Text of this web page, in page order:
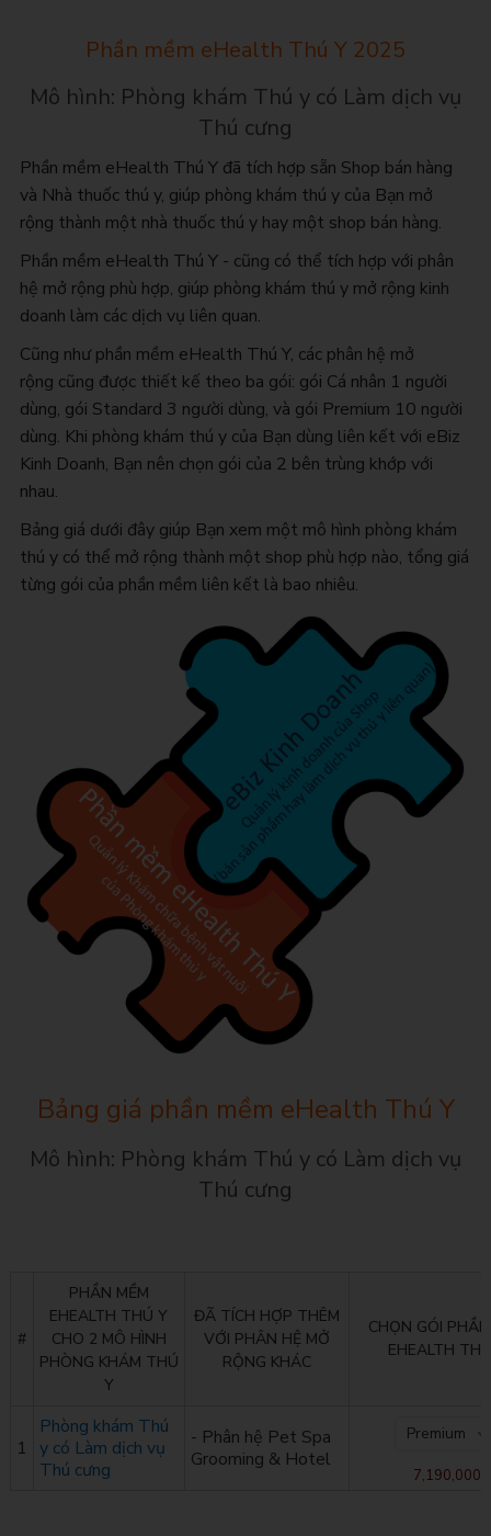
Phần mềm eHealth Thú Y 2025
Mô hình: Phòng khám Thú y có Làm dịch vụ
Thú cưng
Phần mềm eHealth Thú Y đã tích hợp sẵn Shop bán hàng
và Nhà thuốc thú y, giúp phòng khám thú y của Bạn mở
rộng thành một nhà thuốc thú y hay một shop bán hàng.
Phần mềm eHealth Thú Y - cũng có thể tích hợp với phân
hệ mở rộng phù hợp, giúp phòng khám thú y mở rộng kinh
doanh làm các dịch vụ liên quan.
Cũng như phần mềm eHealth Thú Y, các phân hệ mở
rộng cũng được thiết kế theo ba gói: gói Cá nhân 1 người
dùng, gói Standard 3 người dùng, và gói Premium 10 người
dùng. Khi phòng khám thú y của Bạn dùng liên kết với eBiz
Kinh Doanh, Bạn nên chọn gói của 2 bên trùng khớp với
nhau.
Bảng giá dưới đây giúp Bạn xem một mô hình phòng khám
thú y có thể mở rộng thành một shop phù hợp nào, tổng giá
từng gói của phần mềm liên kết là bao nhiêu.
Bảng giá phần mềm eHealth Thú Y
Mô hình: Phòng khám Thú y có Làm dịch vụ
Thú cưng
#
PHẦN MỀM
EHEALTH THÚ Y
CHO 2 MÔ HÌNH
PHÒNG KHÁM THÚ
Y
ĐÃ TÍCH HỢP THÊM
VỚI PHÂN HỆ MỞ
RỘNG KHÁC
CHỌN GÓI
EHEALTH
1
Phòng khám Thú
y có Làm dịch vụ
Thú cưng
- Phân hệ Pet Spa
Grooming & Hotel
Premium
7,190,000